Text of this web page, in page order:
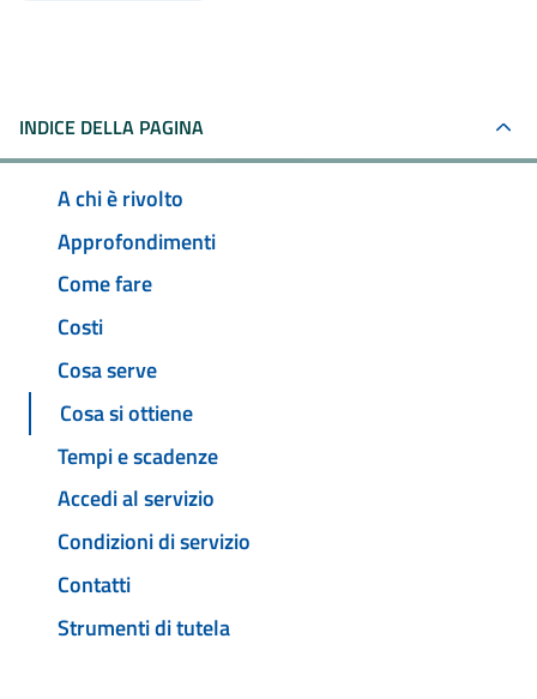
INDICE DELLA PAGINA
A chi è rivolto
Approfondimenti
Come fare
Costi
Cosa serve
Cosa si ottiene
Tempi e scadenze
Accedi al servizio
Condizioni di servizio
Contatti
Strumenti di tutela